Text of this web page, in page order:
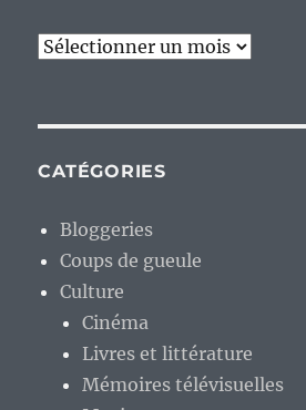
Archives
CATÉGORIES
Bloggeries
Coups de gueule
Culture
Cinéma
Livres et littérature
Mémoires télévisuelles